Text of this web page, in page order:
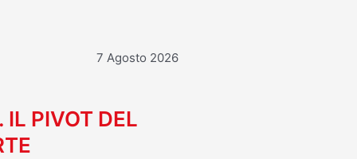
7 Agosto 2026
IL PIVOT DEL